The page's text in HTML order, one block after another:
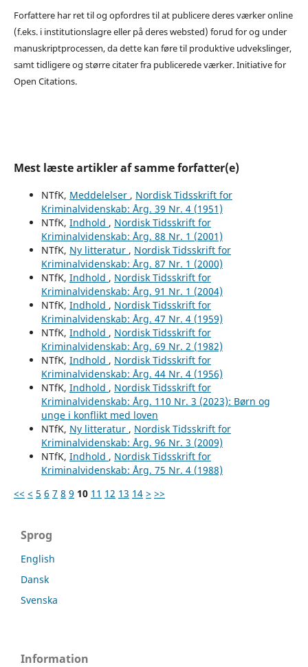
Forfattere har ret til og opfordres til at publicere deres værker online
(f.eks. i institutionslagre eller på deres websted) forud for og under
manuskriptprocessen, da dette kan føre til produktive udvekslinger,
samt tidligere og større citater fra publicerede værker. Initiative for
Open Citations.
Mest læste artikler af samme forfatter(e)
NTfK, Meddelelser , Nordisk Tidsskrift for
Kriminalvidenskab: Årg. 39 Nr. 4 (1951)
NTfK, Indhold , Nordisk Tidsskrift for
Kriminalvidenskab: Årg. 88 Nr. 1 (2001)
NTfK, Ny litteratur , Nordisk Tidsskrift for
Kriminalvidenskab: Årg. 87 Nr. 1 (2000)
NTfK, Indhold , Nordisk Tidsskrift for
Kriminalvidenskab: Årg. 91 Nr. 1 (2004)
NTfK, Indhold , Nordisk Tidsskrift for
Kriminalvidenskab: Årg. 47 Nr. 4 (1959)
NTfK, Indhold , Nordisk Tidsskrift for
Kriminalvidenskab: Årg. 69 Nr. 2 (1982)
NTfK, Indhold , Nordisk Tidsskrift for
Kriminalvidenskab: Årg. 44 Nr. 4 (1956)
NTfK, Indhold , Nordisk Tidsskrift for
Kriminalvidenskab: Årg. 110 Nr. 3 (2023): Børn og
unge i konflikt med loven
NTfK, Ny litteratur , Nordisk Tidsskrift for
Kriminalvidenskab: Årg. 96 Nr. 3 (2009)
NTfK, Indhold , Nordisk Tidsskrift for
Kriminalvidenskab: Årg. 75 Nr. 4 (1988)
<< < 5 6 7 8 9 10 11 12 13 14 > >>
Sprog
English
Dansk
Svenska
Information